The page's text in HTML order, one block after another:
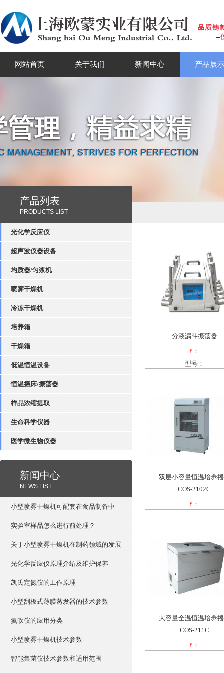
网站首页 关于我们 新闻中心 产品展
产品列表
PRODUCTS LIST
光化学反应仪
超声波仪器设备
均质器/匀浆机
喷雾干燥机
冷冻干燥机
培养箱
干燥箱
低温恒温设备
恒温摇床/振荡器
样品浓缩提取
生命科学仪器
医学微生物仪器
新闻中心
NEWS LIST
小型喷雾干燥机可配套在食品制备中
实验室样品怎么进行前处理？
关于小型喷雾干燥机在制药领域的发展
光化学反应仪原理介绍及维护保养
凯氏定氮仪的工作原理
小型刮板式薄膜蒸发器的技术参数
氮吹仪的应用分类
小型喷雾干燥机技术参数
智能集菌仪技术参数和适用范围
分液漏斗振荡器
¥：
型号：
双层小容量恒温培养
COS-2102C
¥：
大容量全温恒温培养
COS-211C
¥：